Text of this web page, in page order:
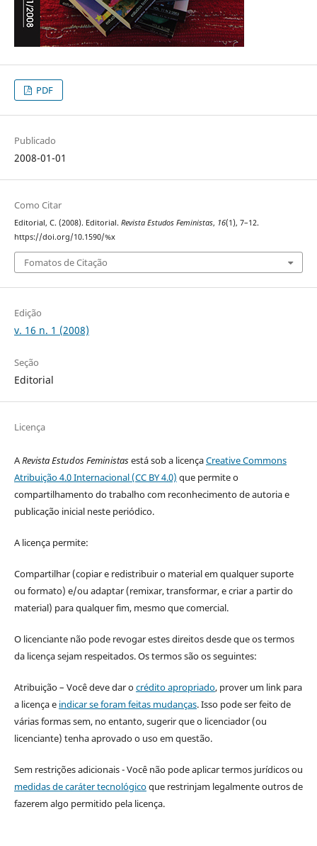
PDF
Publicado
2008-01-01
Como Citar
Editorial, C. (2008). Editorial. Revista Estudos Feministas, 16(1), 7–12.
https://doi.org/10.1590/%x
Fomatos de Citação
Edição
v. 16 n. 1 (2008)
Seção
Editorial
Licença
ARevista Estudos Feministasestá sob a licençaCreative Commons
Atribuição 4.0 Internacional (CC BY 4.0) que permite o
compartilhamento do trabalho com reconhecimento de autoria e
publicação inicial neste periódico.
A licença permite:
Compartilhar (copiar e redistribuir o material em qualquer suporte
ou formato) e/ou adaptar (remixar, transformar, e criar a partir do
material) para qualquer fim, mesmo que comercial.
O licenciante não pode revogar estes direitos desde que os termos
da licença sejam respeitados. Os termos são os seguintes:
Atribuição – Você deve dar ocrédito apropriado, prover um link para
a licença e indicar se foram feitas mudanças. Isso pode ser feito de
várias formas sem, no entanto, sugerir que o licenciador (ou
licenciante) tenha aprovado o uso em questão.
Sem restrições adicionais - Você não pode aplicar termos jurídicos ou
medidas de caráter tecnológicoque restrinjam legalmente outros de
fazerem algo permitido pela licença.